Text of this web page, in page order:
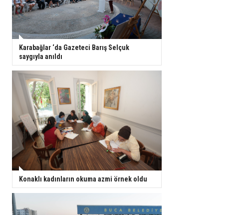
Karabağlar ‘da Gazeteci Barış Selçuk
saygıyla anıldı
Konaklı kadınların okuma azmi örnek oldu